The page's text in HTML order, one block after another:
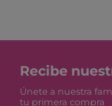
Recibe
Únete a nuestra
tu primera compra